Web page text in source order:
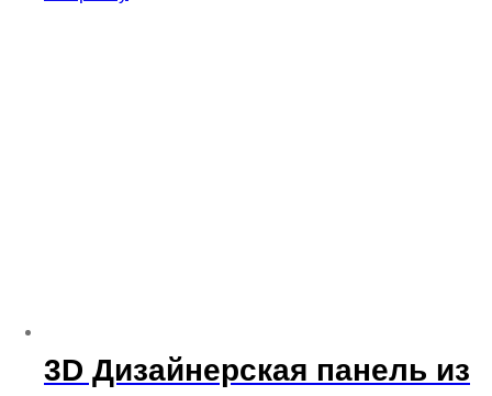
3D Дизайнерская панель из